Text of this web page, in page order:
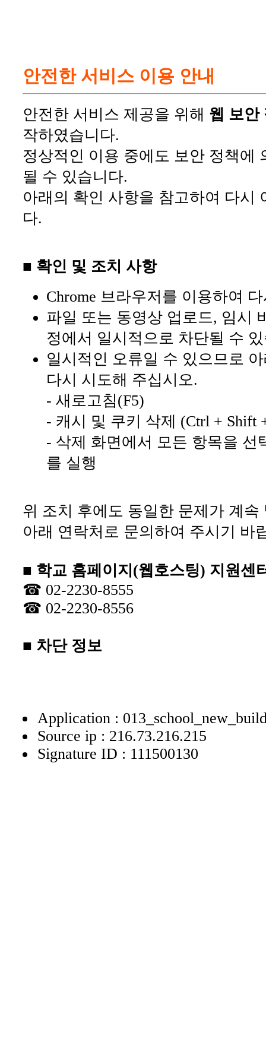
안전한 서비스 이용 안내
안전한 서비스 제공을 위해 웹 보안
작하였습니다.
정상적인 이용 중에도 보안 정책에
될 수 있습니다.
아래의 확인 사항을 참고하여 다시
다.
■ 확인 및 조치 사항
Chrome 브라우저를 이용하여
파일 또는 동영상 업로드, 임시
정에서 일시적으로 차단될 수
일시적인 오류일 수 있으므로
다시 시도해 주십시오.
- 새로고침(F5)
- 캐시 및 쿠키 삭제 (Ctrl + Shift
- 삭제 화면에서 모든 항목을 선
를 실행
위 조치 후에도 동일한 문제가 계속
아래 연락처로 문의하여 주시기 바
■ 학교 홈페이지(웹호스팅) 지원센
☎ 02-2230-8555
☎ 02-2230-8556
■ 차단 정보
Application :
Source ip : 216.73.216.215
Signature ID : 111500130